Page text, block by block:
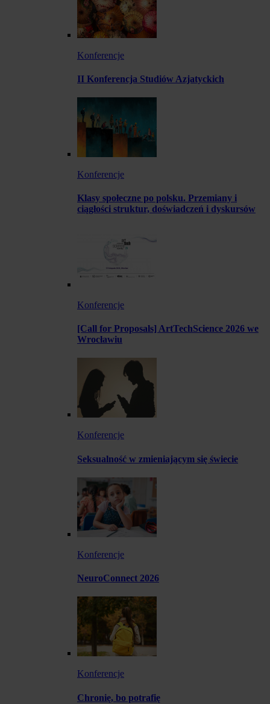
Konferencje
II Konferencja Studiów Azjatyckich
Konferencje
Klasy społeczne po polsku. Przemiany i
ciągłości struktur, doświadczeń i dyskursów
Konferencje
[Call for Proposals] ArtTechScience 2026 we
Wrocławiu
Konferencje
Seksualność w zmieniającym się świecie
Konferencje
NeuroConnect 2026
Konferencje
Chronię, bo potrafię